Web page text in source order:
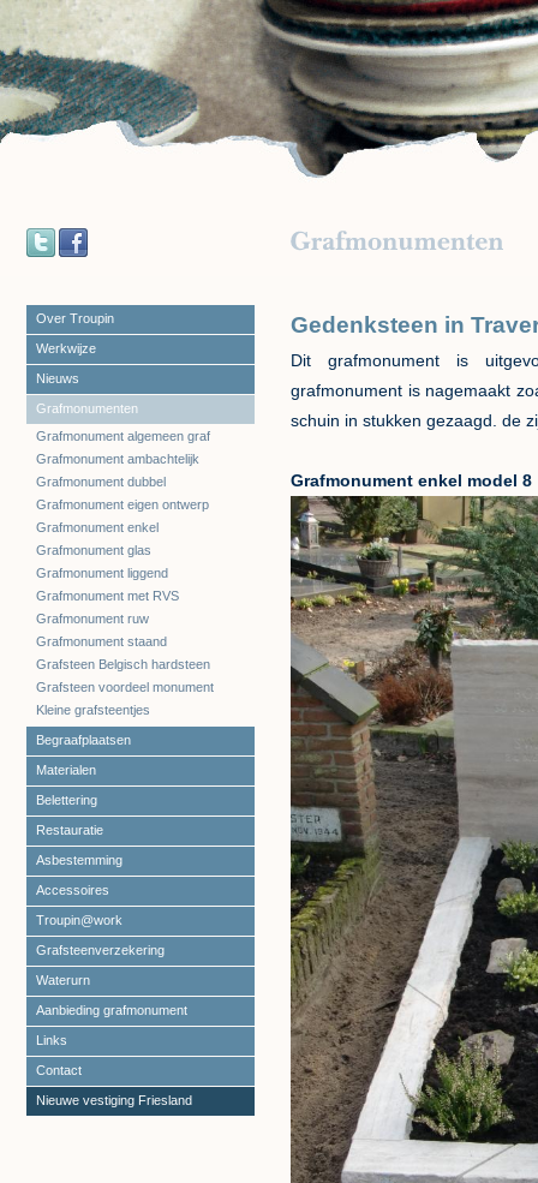
Over Troupin
Werkwijze
Nieuws
Grafmonumenten
Grafmonument algemeen graf
Grafmonument ambachtelijk
Grafmonument dubbel
Grafmonument eigen ontwerp
Grafmonument enkel
Grafmonument glas
Grafmonument liggend
Grafmonument met RVS
Grafmonument ruw
Grafmonument staand
Grafsteen Belgisch hardsteen
Grafsteen voordeel monument
Kleine grafsteentjes
Begraafplaatsen
Materialen
Belettering
Restauratie
Asbestemming
Accessoires
Troupin@work
Grafsteenverzekering
Waterurn
Aanbieding grafmonument
Links
Contact
Nieuwe vestiging Friesland
Gedenksteen in
Dit grafmonument is
grafmonument is nagemaakt
schuin in stukken gezaagd. de
Grafmonument enkel model 8